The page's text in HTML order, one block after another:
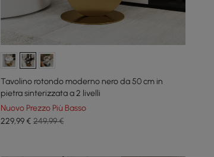
Tavolino rotondo moderno nero da 50 cm in
pietra sinterizzata a 2 livelli
Nuovo Prezzo Più Basso
229,99€ 249,99 €